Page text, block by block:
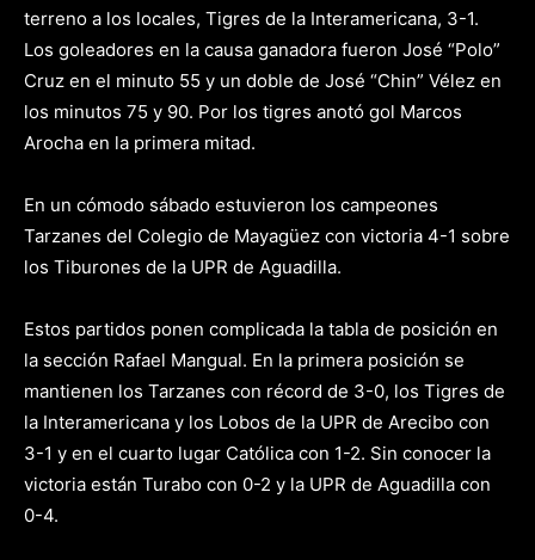
terreno a los locales, Tigres de la Interamericana, 3-1.
Los goleadores en la causa ganadora fueron José “Polo”
Cruz en el minuto 55 y un doble de José “Chin” Vélez en
los minutos 75 y 90. Por los tigres anotó gol Marcos
Arocha en la primera mitad.
En un cómodo sábado estuvieron los campeones
Tarzanes del Colegio de Mayagüez con victoria 4-1 sobre
los Tiburones de la UPR de Aguadilla.
Estos partidos ponen complicada la tabla de posición en
la sección Rafael Mangual. En la primera posición se
mantienen los Tarzanes con récord de 3-0, los Tigres de
la Interamericana y los Lobos de la UPR de Arecibo con
3-1 y en el cuarto lugar Católica con 1-2. Sin conocer la
victoria están Turabo con 0-2 y la UPR de Aguadilla con
0-4.